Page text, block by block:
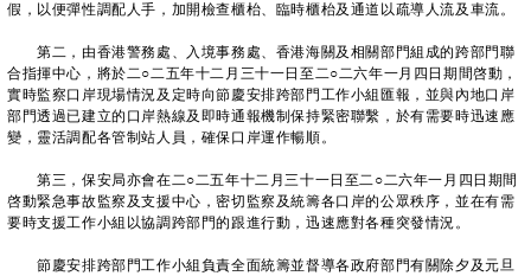
假，以便彈性調配人手，加開檢查櫃枱、臨時櫃枱及通道以疏導人流及車流。
第二，由香港警務處、入境事務處、香港海關及相關部門組成的跨部門聯
合指揮中心，將於二○二五年十二月三十一日至二○二六年一月四日期間啓動，
實時監察口岸現場情況及定時向節慶安排跨部門工作小組匯報，並與內地口岸
部門透過已建立的口岸熱線及即時通報機制保持緊密聯繫，於有需要時迅速應
變，靈活調配各管制站人員，確保口岸運作暢順。
第三，保安局亦會在二○二五年十二月三十一日至二○二六年一月四日期間
啓動緊急事故監察及支援中心，密切監察及統籌各口岸的公眾秩序，並在有需
要時支援工作小組以協調跨部門的跟進行動，迅速應對各種突發情況。
​ 節慶安排跨部門工作小組負責全面統籌並督導各政府部門有關除夕及元旦